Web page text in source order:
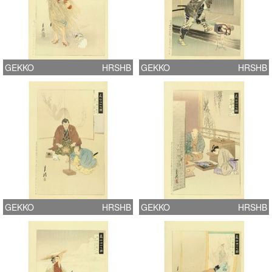
GEKKO HRSHB GEKKO HRSHB
GEKKO HRSHB GEKKO HRSHB